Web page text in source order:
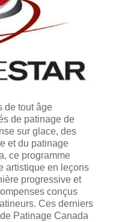
de tout âge
de patinage de
sur glace, des
et du patinage
ce programme
artistique en leçons
progressive et
conçus
Ces derniers
Patinage Canada